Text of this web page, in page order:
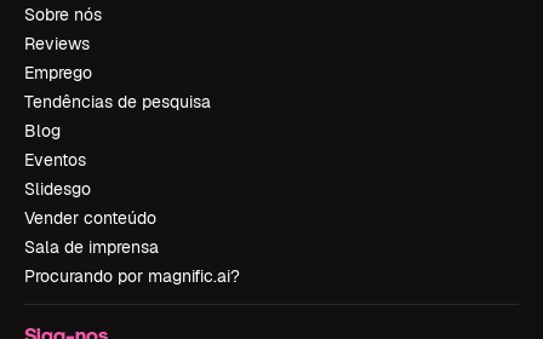
Sobre nós
Reviews
Emprego
Tendências de pesquisa
Blog
Eventos
Slidesgo
Vender conteúdo
Sala de imprensa
Procurando por magnific.ai?